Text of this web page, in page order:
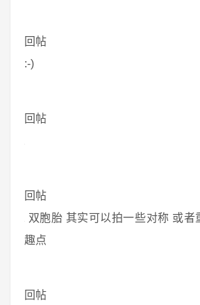
回帖
:-)
回帖
回帖
双胞胎 其实可以拍一些对称 或者
趣点
回帖